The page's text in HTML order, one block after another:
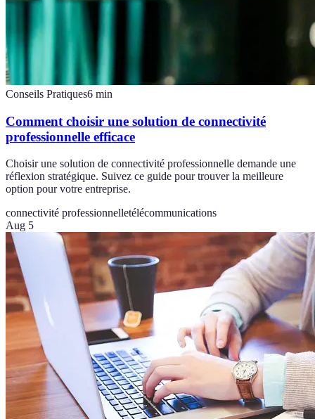
Conseils Pratiques6 min
Comment choisir une solution de connectivité
professionnelle efficace
Choisir une solution de connectivité professionnelle demande une
réflexion stratégique. Suivez ce guide pour trouver la meilleure
option pour votre entreprise.
connectivité professionnelletélécommunications
Aug 5